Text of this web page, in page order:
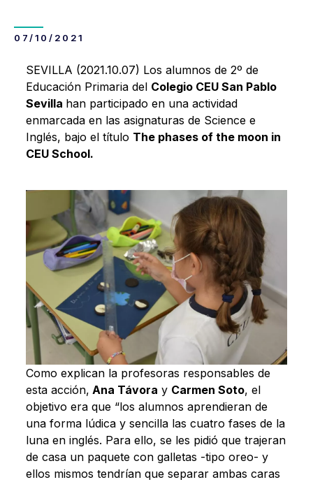
07/10/2021
SEVILLA (2021.10.07) Los alumnos de 2º de
Educación Primaria del Colegio CEU San Pablo
Sevilla han participado en una actividad
enmarcada en las asignaturas de Science e
Inglés, bajo el título The phases of the moon in
CEU School.
Como explican la profesoras responsables de
esta acción, Ana Távora y Carmen Soto, el
objetivo era que “los alumnos aprendieran de
una forma lúdica y sencilla las cuatro fases de la
luna en inglés. Para ello, se les pidió que trajeran
de casa un paquete con galletas -tipo oreo- y
ellos mismos tendrían que separar ambas caras